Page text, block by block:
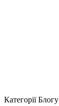
Категорії Блогу